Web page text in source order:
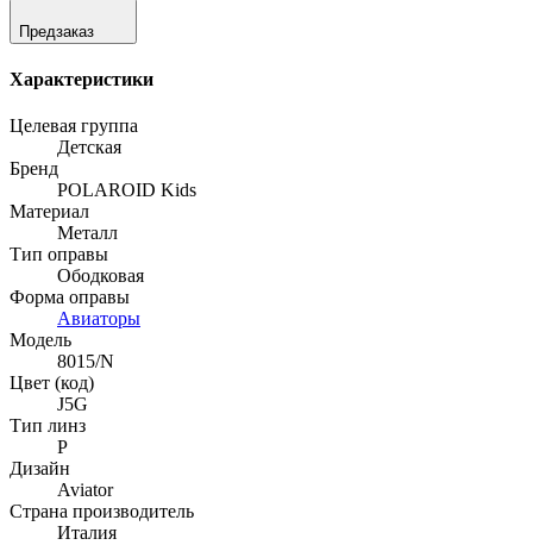
Предзаказ
Характеристики
Целевая группа
Детская
Бренд
POLAROID Kids
Материал
Металл
Тип оправы
Ободковая
Форма оправы
Авиаторы
Модель
8015/N
Цвет (код)
J5G
Тип линз
P
Дизайн
Aviator
Страна производитель
Италия